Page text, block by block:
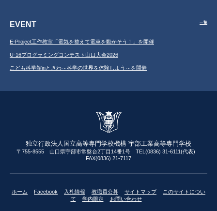
EVENT 一覧
E-Project工作教室「電気を整えて電車を動かそう！」を開催
U-16プログラミングコンテスト山口大会2026
こども科学館inときわ～科学の世界を体験しよう～を開催
独立行政法人国立高等専門学校機構 宇部工業高等専門学校
〒755-8555 山口県宇部市常盤台2丁目14番1号 TEL(0836) 31-6111(代表)
FAX(0836) 21-7117
ホーム Facebook 入札情報 教職員公募 サイトマップ
このサイトについ
て
学内限定 お問い合わせ